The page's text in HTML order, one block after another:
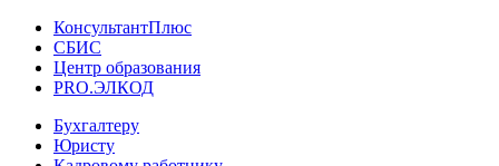
КонсультантПлюс
СБИС
Центр образования
PRO.ЭЛКОД
Бухгалтеру
Юристу